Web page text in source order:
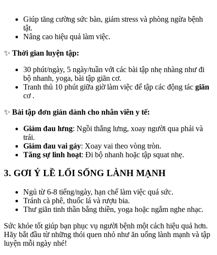
Giúp tăng cường sức bàn, giảm stress và phòng ngừa bệnh
tật.
Nâng cao hiệu quả làm việc.
✨ Thời gian luyện tập:
30 phút/ngày, 5 ngày/tuần với các bài tập nhẹ nhàng như đi
bộ nhanh, yoga, bài tập giãn cơ.
Tranh thủ 10 phút giữa giờ làm việc để tập các động tác giãn
cơ .
✨ Bài tập đơn giản dành cho nhân viên y tế:
Giảm đau lưng: Ngồi thẳng lưng, xoay người qua phải và
trái.
Giảm đau vai gáy: Xoay vai theo vòng tròn.
Tăng sự linh hoạt: Đi bộ nhanh hoặc tập squat nhẹ.
3. GƠI Ý LỀ LỐI SỐNG LÀNH MẠNH
Ngủ từ 6-8 tiếng/ngày, hạn chế làm việc quá sức.
Tránh cà phê, thuốc lá và rượu bia.
Thư giãn tinh thần bằng thiền, yoga hoặc ngắm nghe nhạc.
Sức khỏe tốt giúp bạn phục vụ người bệnh một cách hiệu quả hơn.
Hãy bắt đầu từ những thói quen nhỏ như ăn uống lành mạnh và tập
luyện mỗi ngày nhé!